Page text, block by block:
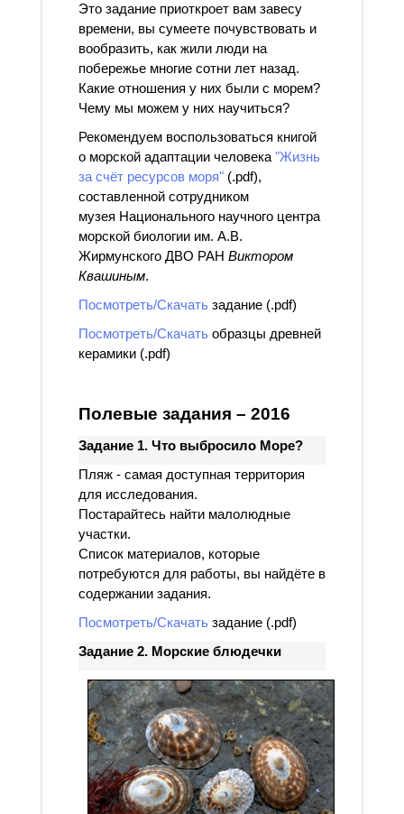
Это задание приоткроет вам завесу
времени, вы сумеете почувствовать и
вообразить, как жили люди на
побережье многие сотни лет назад.
Какие отношения у них были с морем?
Чему мы можем у них научиться?
Рекомендуем воспользоваться книгой
о морской адаптации человека "Жизнь
за счёт ресурсов моря" (.pdf),
составленной сотрудником
музея Национального научного центра
морской биологии им. А.В.
Жирмунского ДВО РАН Виктором
Квашиным.
Посмотреть/Скачать задание (.pdf)
Посмотреть/Скачать образцы древней
керамики (.pdf)
Полевые задания – 2016
Задание 1. Что выбросило Море?
Пляж - самая доступная территория
для исследования.
Постарайтесь найти малолюдные
участки.
Список материалов, которые
потребуются для работы, вы найдёте в
содержании задания.
Посмотреть/Скачать задание (.pdf)
Задание 2. Морские блюдечки